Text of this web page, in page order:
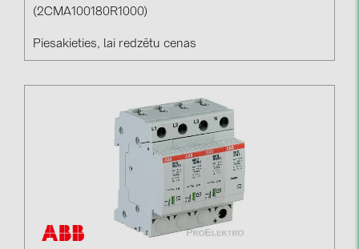
(2CMA100180R1000)
Piesakieties, lai redzētu cenas